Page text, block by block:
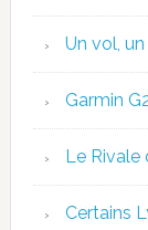
Un vol,
Garmin
Le Rivale
Certains